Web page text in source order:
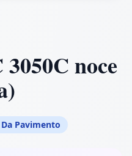
noce
Pavimento